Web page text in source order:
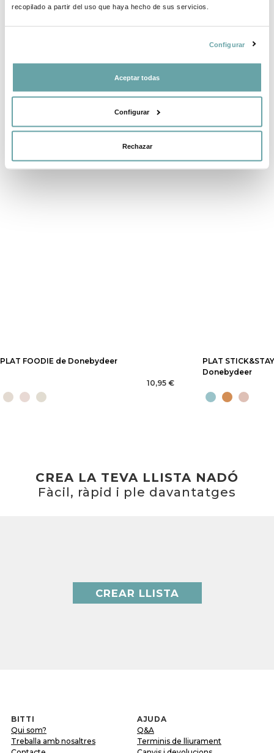
recopilado a partir del uso que haya hecho de sus servicios.
Configurar
Aceptar todas
Configurar
Rechazar
ALTRES CLIENTS TAMBÉ VAN VEURE
PLAT FOODIE de Donebydeer
10,95 €
PLAT
Donebydeer
CREA LA TEVA LLISTA NADÓ
Fàcil, ràpid i ple davantatges
CREAR LLISTA
BITTI
Qui som?
Treballa amb nosaltres
AJUDA
Q&A
Terminis de lliurament